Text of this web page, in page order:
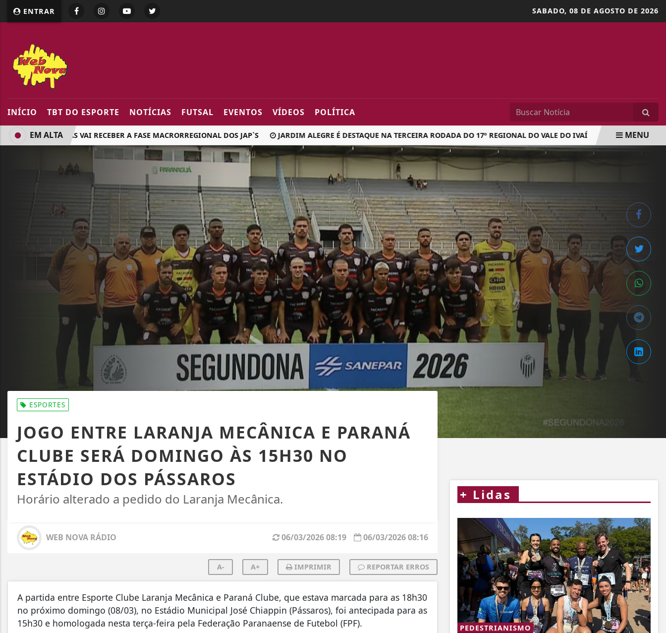
google.com, pub-5218898159836688, DIRECT, f08c47fec0942fa0
ENTRAR SABADO, 08 DE AGOSTO DE 2026
INÍCIO TBT DO ESPORTE NOTÍCIAS FUTSAL EVENTOS VÍDEOS POLÍTICA
ARAPONGAS VAI RECEBER A FASE MACRORREGIONAL DOS JAP`S JARDIM ALEGRE É DESTAQUE NA TERCEIRA RODADA DO 17º REGIONAL DO VALE DO IVAÍ COPA AVOAP DE
EM ALTA MENU
ESPORTES
JOGO ENTRE LARANJA MECÂNICA E PARANÁ
CLUBE SERÁ DOMINGO ÀS 15H30 NO
ESTÁDIO DOS PÁSSAROS
Horário alterado a pedido do Laranja Mecânica.
WEB NOVA RÁDIO 06/03/2026 08:16
06/03/2026 08:19
A- A+ IMPRIMIR REPORTAR ERROS
A partida entre Esporte Clube Laranja Mecânica e Paraná Clube, que estava marcada para as 18h30
no próximo domingo (08/03), no Estádio Municipal José Chiappin (Pássaros), foi antecipada para as
15h30 e homologada nesta terça-feira pela Federação Paranaense de Futebol (FPF).
+ Lidas
PEDESTRIANISMO